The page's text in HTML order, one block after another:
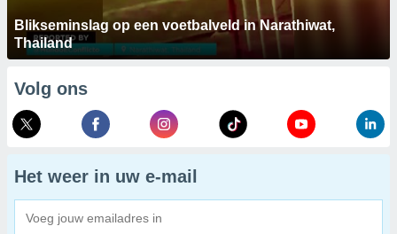
Blikseminslag op een voetbalveld in Narathiwat,
Thailand
Volg ons
Het weer in uw e-mail